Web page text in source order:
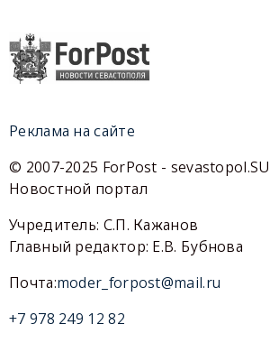
Реклама на сайте
© 2007-2025 ForPost - sevastopol.SU
Новостной портал
Учредитель: С.П. Кажанов
Главный редактор: Е.В. Бубнова
Почта:moder_forpost@mail.ru
+7 978 249 12 82